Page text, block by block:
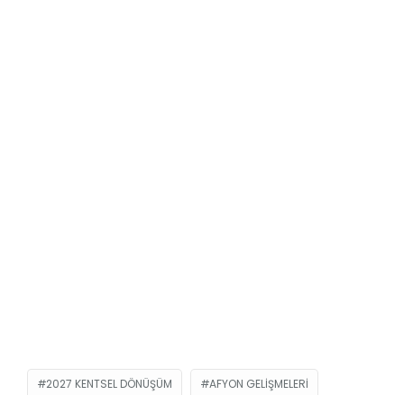
2027 KENTSEL DÖNÜŞÜM AFYON GELIŞMELERI